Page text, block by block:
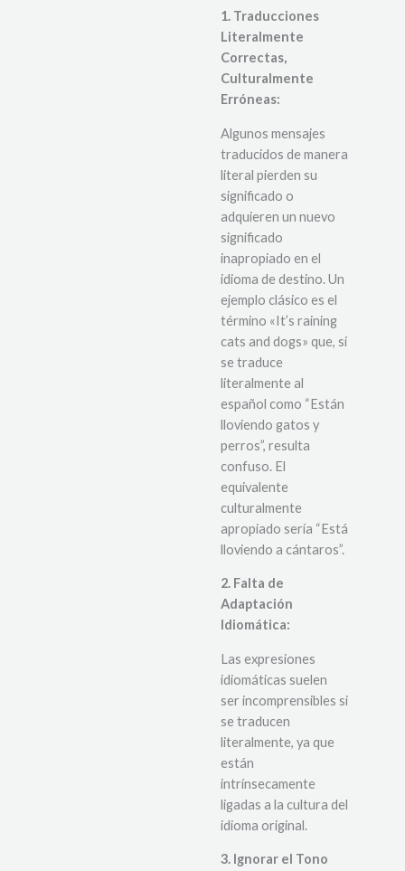
1. Traducciones
Literalmente
Correctas,
Culturalmente
Erróneas:
Algunos mensajes
traducidos de manera
literal pierden su
significado o
adquieren un nuevo
significado
inapropiado en el
idioma de destino. Un
ejemplo clásico es el
término «It’s raining
cats and dogs» que, si
se traduce
literalmente al
español como “Están
lloviendo gatos y
perros”, resulta
confuso. El
equivalente
culturalmente
apropiado sería “Está
lloviendo a cántaros”.
2. Falta de
Adaptación
Idiomática:
Las expresiones
idiomáticas suelen
ser incomprensibles si
se traducen
literalmente, ya que
están
intrínsecamente
ligadas a la cultura del
idioma original.
3. Ignorar el Tono